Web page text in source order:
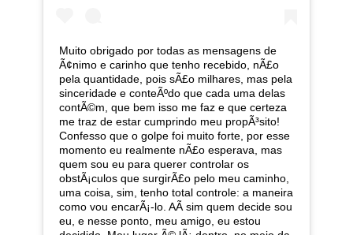
Muito obrigado por todas as mensagens de
Ã¢nimo e carinho que tenho recebido, nÃ£o
pela quantidade, pois sÃ£o milhares, mas pela
sinceridade e conteÃºdo que cada uma delas
contÃ©m, que bem isso me faz e que certeza
me traz de estar cumprindo meu propÃ³sito!
Confesso que o golpe foi muito forte, por esse
momento eu realmente nÃ£o esperava, mas
quem sou eu para querer controlar os
obstÃ¡culos que surgirÃ£o pelo meu caminho,
uma coisa, sim, tenho total controle: a maneira
como vou encarÃ¡-lo. AÃ­ sim quem decide sou
eu, e nesse ponto, meu amigo, eu estou